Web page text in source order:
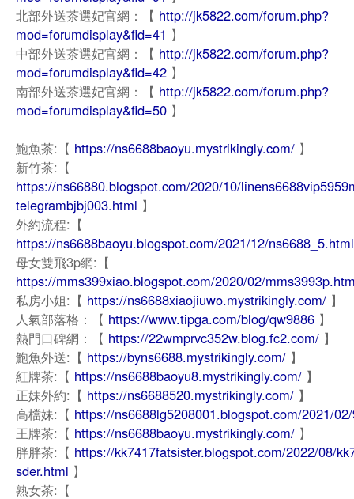
北部外送茶選妃官網：【 http://jk5822.com/forum.php?
mod=forumdisplay&fid=41 】
中部外送茶選妃官網：【 http://jk5822.com/forum.php?
mod=forumdisplay&fid=42 】
南部外送茶選妃官網：【 http://jk5822.com/forum.php?
mod=forumdisplay&fid=50 】
鮑魚茶:【 https://ns6688baoyu.mystrikingly.com/ 】
新竹茶:【
https://ns66880.blogspot.com/2020/10/
telegrambjbj003.html 】
外約流程:【
https://ns6688baoyu.blogspot.com/2021/12/ns6688_5.html
母女雙飛3p網:【
https://mms399xiao.blogspot.com/2020/02/
私房小姐:【 https://ns6688xiaojiuwo.mystrikingly.com/ 】
人氣部落格：【 https://www.tipga.com/blog/qw9886 】
熱門口碑網：【 https://22wmprvc352w.blog.fc2.com/ 】
鮑魚外送:【 https://byns6688.mystrikingly.com/ 】
紅牌茶:【 https://ns6688baoyu8.mystrikingly.com/ 】
正妹外約:【 https://ns6688520.mystrikingly.com/ 】
高檔妹:【 https://ns6688lg5208001.blogspot.com/2021/
王牌茶:【 https://ns6688baoyu.mystrikingly.com/ 】
胖胖茶:【 https://kk7417fatsister.blogspot.com/2022/08/
sder.html 】
熟女茶:【